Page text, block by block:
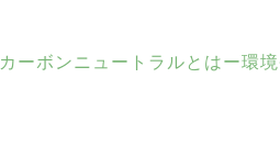
カーボンニュートラルとはー環